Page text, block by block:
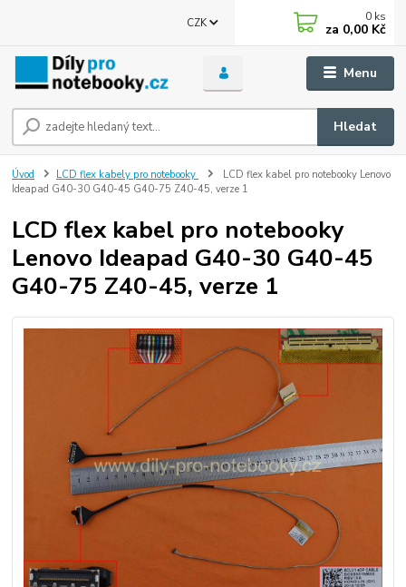
Menu
CZK
Hledat
0 ks
za 0,00 Kč
Úvod LCD flex kabely pro notebooky
LCD flex kabel pro notebooky Lenovo
Ideapad G40-30 G40-45 G40-75 Z40-45, verze 1
LCD flex kabel pro notebooky
Lenovo Ideapad G40-30 G40-45
G40-75 Z40-45, verze 1